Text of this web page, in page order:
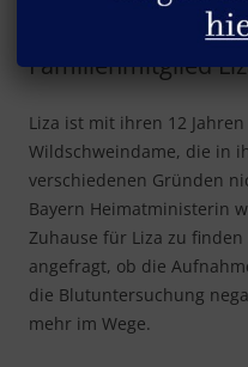
Wir freuen uns
Familienmitglied
Liza ist mit ihren 12
Wildschweindame, die in
verschiedenen Gründen
Bayern Heimatministerin
Zuhause für Liza zu
angefragt, ob die
die Blutuntersuchung
mehr im Wege.